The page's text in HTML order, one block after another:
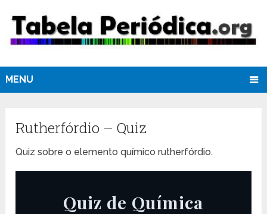
MENU
Rutherfórdio – Quiz
Quiz sobre o elemento químico rutherfórdio.
Quiz de Química